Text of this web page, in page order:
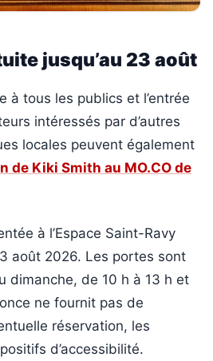
jusqu’au 23 août
à tous les publics et l’entrée
intéressés par d’autres
locales peuvent également
de Kiki Smith au MO.CO de
à l’Espace Saint-Ravy
août 2026. Les portes sont
dimanche, de 10 h à 13 h et
ne fournit pas de
réservation, les
d’accessibilité.